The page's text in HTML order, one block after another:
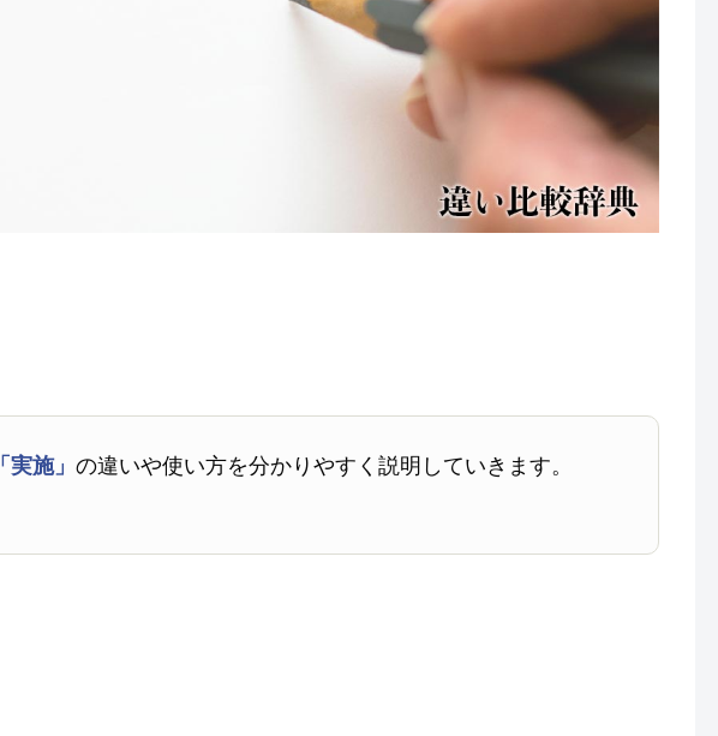
「実施」の違いや使い方を分かりやすく説明していきます。